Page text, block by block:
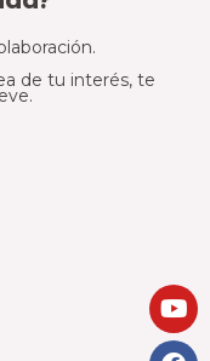
de tu interés, te